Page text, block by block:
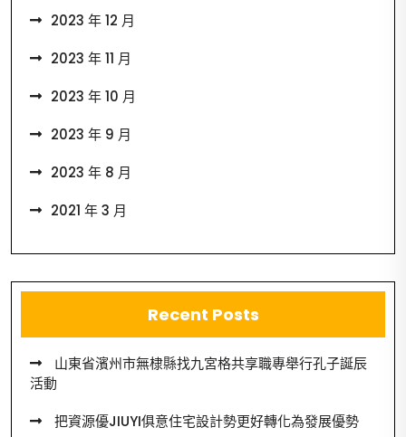
2023 年 12 月
2023 年 11 月
2023 年 10 月
2023 年 9 月
2023 年 8 月
2021 年 3 月
Recent Posts
山東省濱州市無棣縣找九宮格共享職專舉行孔子誕辰
活動
把資源優JIUYI俱意住宅設計勢更好轉化為發展優勢